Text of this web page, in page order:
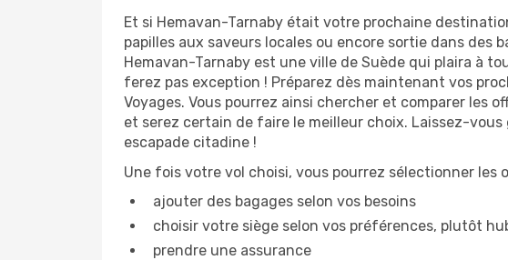
Et si Hemavan-Tarnaby était votre prochaine
papilles aux saveurs locales ou encore sortie dans des
Hemavan-Tarnaby est une ville de Suède qui plaira à
ferez pas exception ! Préparez dès maintenant vos
Voyages. Vous pourrez ainsi chercher et comparer les
et serez certain de faire le meilleur choix. Laissez-
escapade citadine !
Une fois votre vol choisi, vous pourrez sélectionner les
ajouter des bagages selon vos besoins
choisir votre siège selon vos préférences, plutôt
prendre une assurance